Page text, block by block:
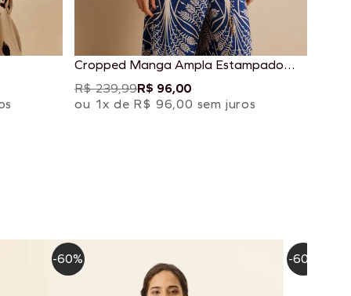
Cropped Manga Ampla Estampado
Miriti
R$ 239,99R$ 96,00
ou 1x de R$ 96,00 sem juros
-60% -60%